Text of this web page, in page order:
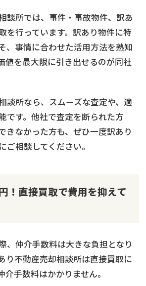
談所では、事件・事故物件、訳あ
を行っています。訳あり物件に特
、事情に合わせた活用方法を熟知
値を最大限に引き出せるのが同社
談所なら、スムーズな査定や、適
です。他社で査定を断られた方
きなかった方も、ぜひ一度訳あり
ご相談してください。
！直接買取で費用を抑えて
、仲介手数料は大きな負担となり
り不動産売却相談所は直接買取に
介手数料はかかりません。